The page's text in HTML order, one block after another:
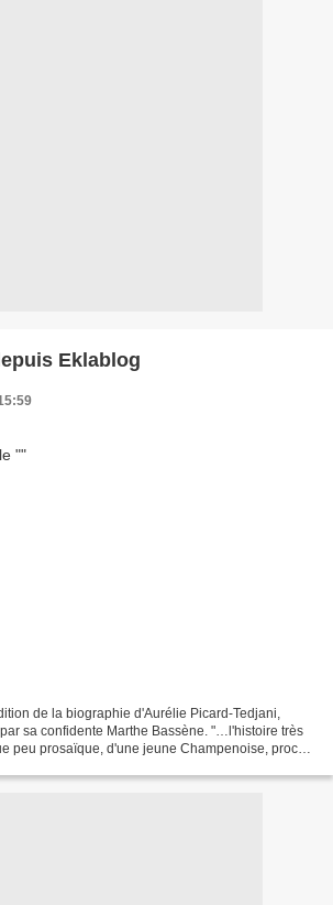
Article publié depuis Eklablog
de la biographie d'Aurélie Picard-Tedjani,
sa confidente Marthe Bassène. "…l'histoire très
peu prosaïque, d'une jeune Champenoise, proche